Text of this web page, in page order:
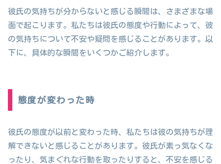
彼氏の気持ちが分からないと感じる瞬間は、さまざまな場
面で起こります。私たちは彼氏の態度や行動によって、彼
の気持ちについて不安や疑問を感じることがあります。以
下に、具体的な瞬間をいくつかご紹介します。
態度が変わった時
彼氏の態度が以前と変わった時、私たちは彼の気持ちが理
解できないと感じることがあります。彼氏が素っ気なくな
ったり、気まぐれな行動を取ったりすると、不安を感じる